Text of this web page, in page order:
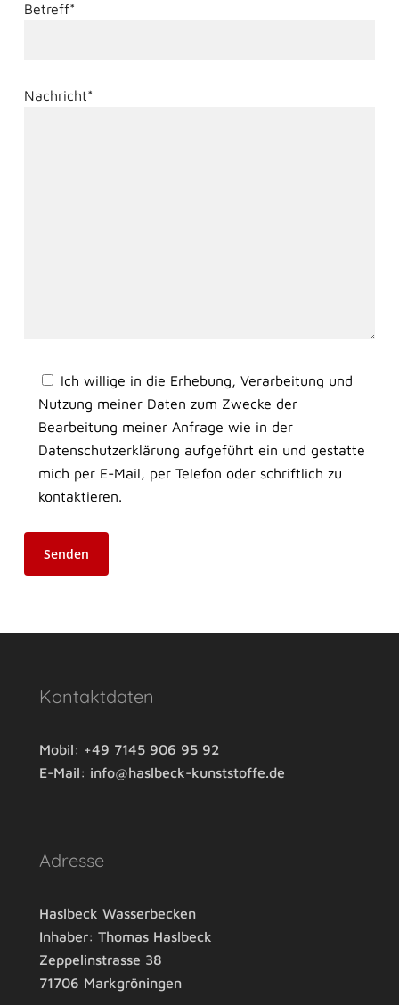
Betreff*
Nachricht*
Ich willige in die Erhebung, Verarbeitung und
Nutzung meiner Daten zum Zwecke der
Bearbeitung meiner Anfrage wie in der
Datenschutzerklärung aufgeführt ein und gestatte
mich per E-Mail, per Telefon oder schriftlich zu
kontaktieren.
Kontaktdaten
Mobil: +49 7145 906 95 92
E-Mail: info@haslbeck-kunststoffe.de
Adresse
Haslbeck Wasserbecken
Inhaber: Thomas Haslbeck
Zeppelinstrasse 38
71706 Markgröningen